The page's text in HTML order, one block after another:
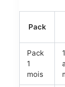
Pack
Pack
1
mois